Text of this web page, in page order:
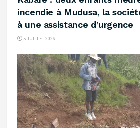
incendie à Mudusa, la
à une assistance d’urgence
5 JUILLET 2026